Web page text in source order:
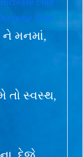
ને મનમાં,
તો સ્વસ્થ,